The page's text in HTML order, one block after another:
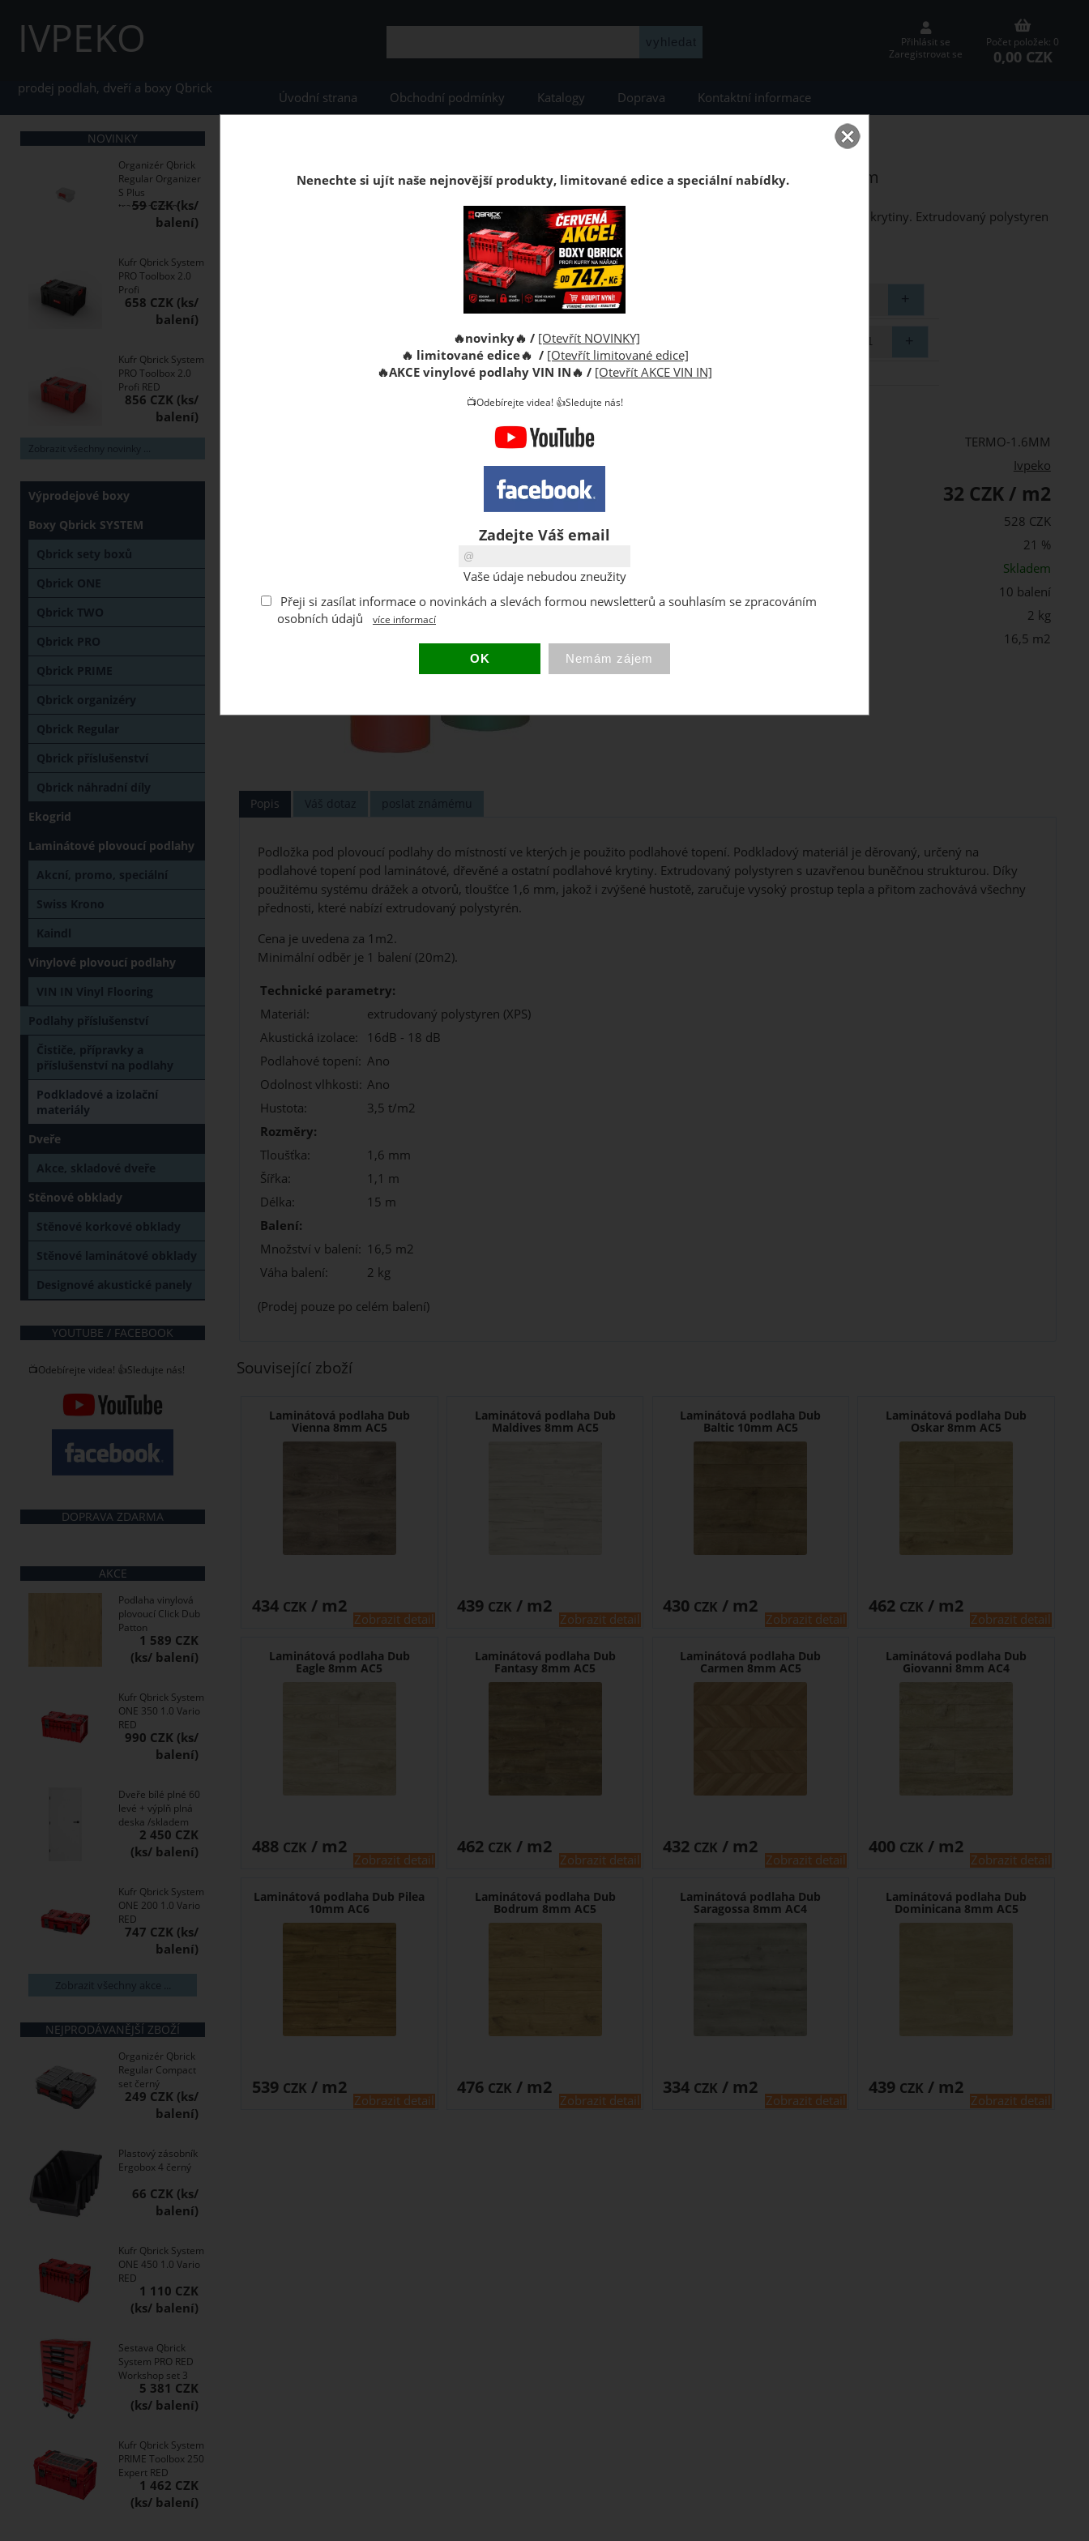
Přihlásit se
Zaregistrovat se
Počet položek: 0
0,00 CZK
IVPEKO
prodej podlah, dveří a boxy Qbrick
Úvodní strana Obchodní podmínky Katalogy Doprava Kontaktní informace
THERMO podložka pod podlahy pro podlahové topení 1,6 mm
Podkladový materiál tloušťky 1,6mm určený na podlahové topení pod laminátové, dřevěné a ostatní podlahové krytiny. Extrudovaný polystyren
Celkem16.50 m2
TERMO-1.6MM
Ivpeko
32 CZK / m2
528 CZK
21 %
Skladem
10 balení
2 kg
16,5 m2
Popis Váš dotaz poslat známému
Podložka pod plovoucí podlahy do místností ve kterých je použito podlahové topení. Podkladový materiál je děrovaný, určený na
podlahové topení pod laminátové, dřevěné a ostatní podlahové krytiny. Extrudovaný polystyren s uzavřenou buněčnou strukturou. Díky
použitému systému drážek a otvorů, tloušťce 1,6 mm, jakož i zvýšené hustotě, zaručuje vysoký prostup tepla a přitom zachovává všechny
přednosti, které nabízí extrudovaný polystyrén.
Cena je uvedena za 1m2.
Minimální odběr je 1 balení (20m2).
Technické parametry:
Materiál:
extrudovaný polystyren (XPS)
Akustická izolace:
16dB - 18 dB
Podlahové topení: Ano
Odolnost vlhkosti: Ano
Hustota:
3,5 t/m2
Rozměry:
Tloušťka:
1,6 mm
Šířka:
1,1 m
Délka:
15 m
Balení:
Množství v balení: 16,5 m2
Váha balení:
2 kg
(Prodej pouze po celém balení)
Související zboží
Laminátová podlaha Dub
Vienna 8mm AC5
Zobrazit detail
434 CZK / m2
Laminátová podlaha Dub
Maldives 8mm AC5
Zobrazit detail
439 CZK / m2
Laminátová podlaha Dub
Baltic 10mm AC5
Zobrazit detail
430 CZK / m2
Laminátová podlaha Dub
Oskar 8mm AC5
Zobrazit detail
462 CZK / m2
Laminátová podlaha Dub
Eagle 8mm AC5
Zobrazit detail
488 CZK / m2
Laminátová podlaha Dub
Fantasy 8mm AC5
Zobrazit detail
462 CZK / m2
Laminátová podlaha Dub
Carmen 8mm AC5
Zobrazit detail
432 CZK / m2
Laminátová podlaha Dub
Giovanni 8mm AC4
Zobrazit detail
400 CZK / m2
Laminátová podlaha Dub Pilea
10mm AC6
Zobrazit detail
539 CZK / m2
Laminátová podlaha Dub
Bodrum 8mm AC5
Zobrazit detail
476 CZK / m2
Laminátová podlaha Dub
Saragossa 8mm AC4
Zobrazit detail
334 CZK / m2
Laminátová podlaha Dub
Dominicana 8mm AC5
Zobrazit detail
439 CZK / m2
NOVINKY
Organizér Qbrick
Regular Organizer
S Plus
transparentní
59 CZK
Kufr Qbrick System
PRO Toolbox 2.0
Profi
658 CZK
Kufr Qbrick System
PRO Toolbox 2.0
Profi RED
856 CZK
Zobrazit všechny novinky ...
Výprodejové boxy
Boxy Qbrick SYSTEM
Qbrick sety boxů
Qbrick ONE
Qbrick TWO
Qbrick PRO
Qbrick PRIME
Qbrick organizéry
Qbrick Regular
Qbrick příslušenství
Qbrick náhradní díly
Ekogrid
Laminátové plovoucí podlahy
Akcní, promo, speciální
Swiss Krono
Kaindl
Vinylové plovoucí podlahy
VIN IN Vinyl Flooring
Podlahy příslušenství
Čističe, přípravky a
příslušenství na podlahy
Podkladové a izolační
materiály
Dveře
Akce, skladové dveře
Stěnové obklady
Stěnové korkové obklady
Stěnové laminátové obklady
Designové akustické panely
YOUTUBE / FACEBOOK
📺Odebírejte videa! 👍Sledujte nás!
DOPRAVA ZDARMA
AKCE
Podlaha vinylová
plovoucí Click Dub
Patton
1 589 CZK
Kufr Qbrick System
ONE 350 1.0 Vario
RED
990 CZK
Dveře bílé plné 60
levé + výplň plná
deska /skladem
2 450 CZK
Kufr Qbrick System
ONE 200 1.0 Vario
RED
747 CZK
Zobrazit všechny akce ...
NEJPRODÁVANĚJŠÍ ZBOŽÍ
Organizér Qbrick
Regular Compact
set černý
249 CZK
Plastový zásobník
Ergobox 4 černý
66 CZK
Kufr Qbrick System
ONE 450 1.0 Vario
RED
1 110 CZK
Sestava Qbrick
System PRO RED
Workshop set 3
5 381 CZK
Kufr Qbrick System
PRIME Toolbox 250
Expert RED
1 462 CZK
Nenechte si ujít naše nejnovější produkty, limitované edice a speciální nabídky.
🔥novinky🔥 / [Otevřít NOVINKY]
🔥 limitované edice🔥 / [Otevřít limitované edice]
🔥AKCE vinylové podlahy VIN IN🔥 / [Otevřít AKCE VIN IN]
📺Odebírejte videa! 👍Sledujte nás!
Zadejte Váš email
Vaše údaje nebudou zneužity
Přeji si zasílat informace o novinkách a slevách formou newsletterů a souhlasím se zpracováním
osobních údajů
více informací